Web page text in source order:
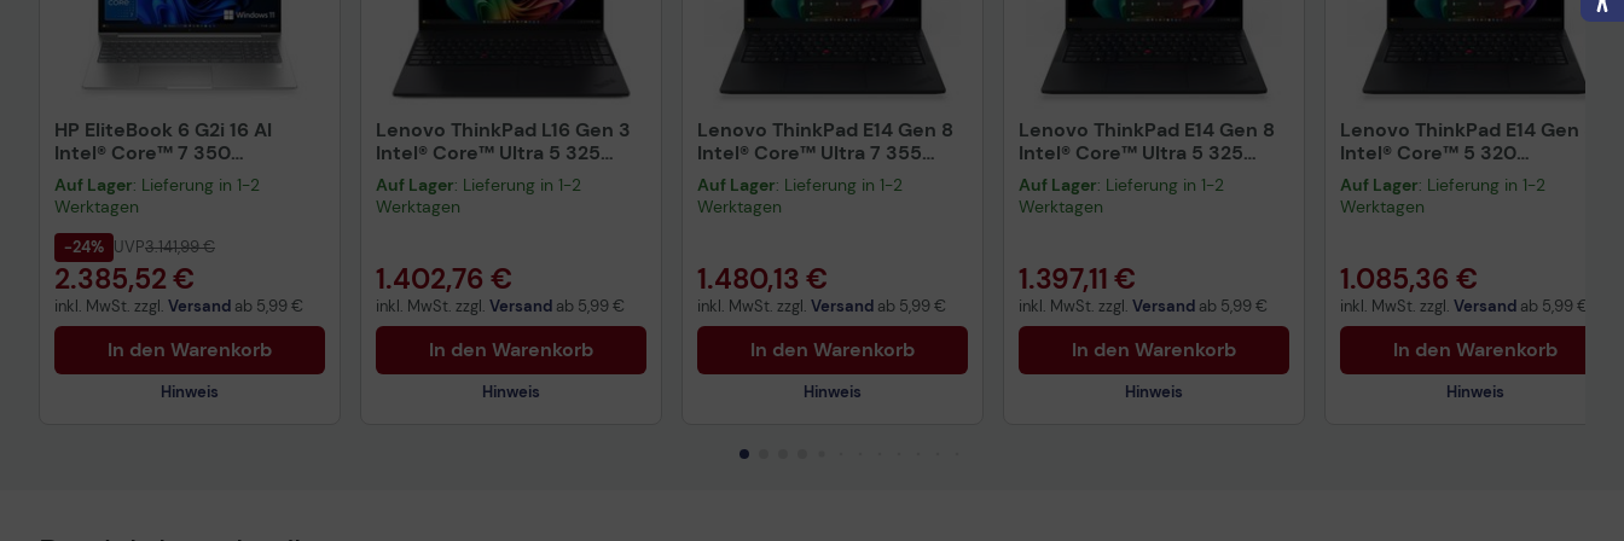
Technisches Produktdatenblatt
gemäß der EU-
Datenverordnung
Technisches Produktdatenblatt
Technisches Produktdatenblatt
Vorvertragliche Informationen
Datenverordnung
Technisches Produktdatenblatt
Vorvertragliche Informationen
Datenverordnung
Technisches Produktdatenblatt
HP EliteBook 6 G2i 16 AI
Intel® Core™ 7 350
Notebook 40,6 cm (16")
Auf Lager: Lieferung in 1-2
Werktagen
-24% UVP3.141,99 €
2.385,52 €
inkl. MwSt. zzgl. Versand ab 5,99 €
In den Warenkorb
Hinweis
Lenovo ThinkPad L16 Gen 3
Intel® Core™ Ultra 5 325
Notebook 40,6 cm (16")
Auf Lager: Lieferung in 1-2
Werktagen
1.402,76 €
inkl. MwSt. zzgl. Versand ab 5,99 €
In den Warenkorb
Hinweis
Lenovo ThinkPad E14 Gen 8
Intel® Core™ Ultra 7 355
Notebook 35,6 cm (14")
Auf Lager: Lieferung in 1-2
Werktagen
1.480,13 €
inkl. MwSt. zzgl. Versand ab 5,99 €
In den Warenkorb
Hinweis
Lenovo ThinkPad E14 Gen 8
Intel® Core™ Ultra 5 325
Notebook 35,6 cm (14")
Auf Lager: Lieferung in 1-2
Werktagen
1.397,11 €
inkl. MwSt. zzgl. Versand ab 5,99 €
In den Warenkorb
Hinweis
Lenovo ThinkPad E14 Gen 8
Intel® Core™ 5 320
Notebook 35,6 cm (14")
Auf Lager: Lieferung in 1-2
Werktagen
1.085,36 €
inkl. MwSt. zzgl. Versand ab 5,99 €
In den Warenkorb
Hinweis